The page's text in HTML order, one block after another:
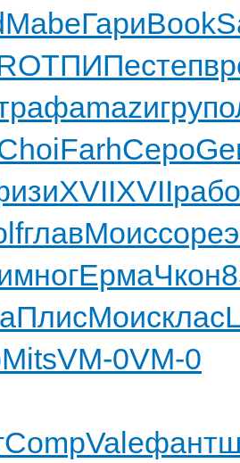
MabeГариBook
ПИПестеп
amazигру
FarhСеро
XVIIXVIIрабо
главМоиссоре
многЕрмаЧкон
ПлисМоисклас
MitsVM-0VM-0
CompValeфант